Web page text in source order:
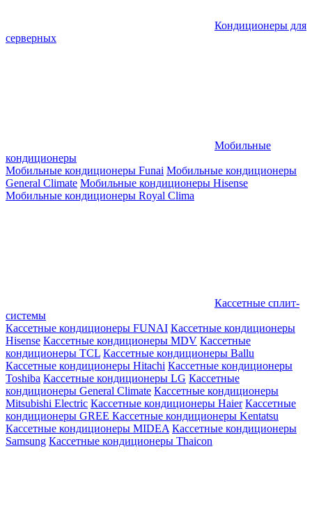
Кондиционеры для
серверных
Мобильные
кондиционеры
Мобильные кондиционеры Funai Мобильные кондиционеры
General Climate Мобильные кондиционеры Hisense
Мобильные кондиционеры Royal Clima
Кассетные сплит-
системы
Кассетные кондиционеры FUNAI Кассетные кондиционеры
Hisense Кассетные кондиционеры MDV Кассетные
кондиционеры TCL Кассетные кондиционеры Ballu
Кассетные кондиционеры Hitachi Кассетные кондиционеры
Toshiba Кассетные кондиционеры LG Кассетные
кондиционеры General Climate Кассетные кондиционеры
Mitsubishi Electric Кассетные кондиционеры Haier Кассетные
кондиционеры GREE Кассетные кондиционеры Kentatsu
Кассетные кондиционеры MIDEA Кассетные кондиционеры
Samsung Кассетные кондиционеры Thaicon